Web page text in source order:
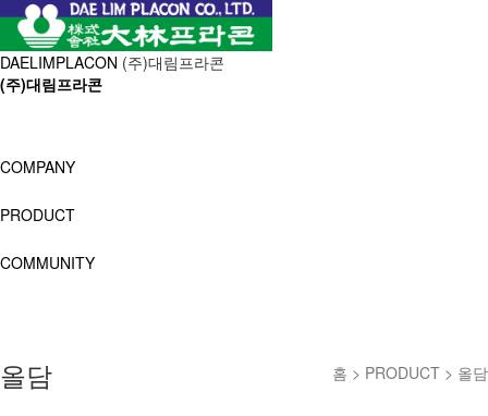
DAELIMPLACON (주)대림프라콘
(주)대림프라콘
COMPANY
PRODUCT
COMMUNITY
홈 > PRODUCT > 올담
올담